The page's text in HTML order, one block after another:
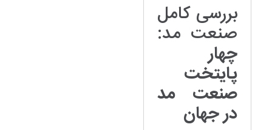
بررسی کامل
صنعت مد:
چهار
پایتخت
صنعت مد
در جهان